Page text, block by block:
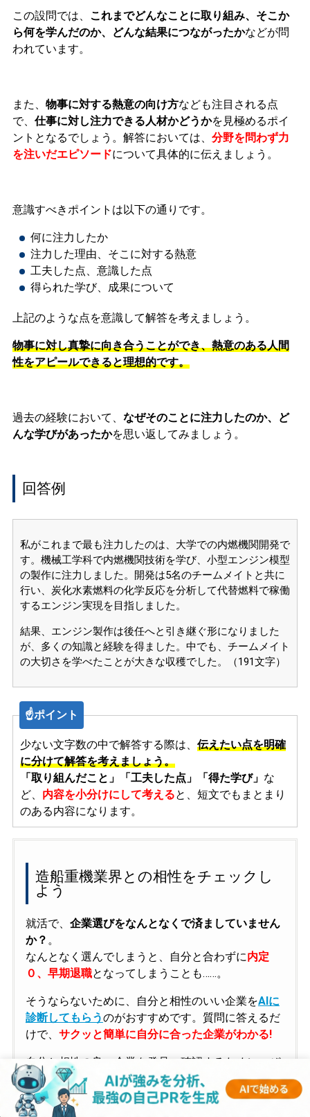
この設問では、 これまでどんなことに取り組み、そこか
ら何を学んだのか、どんな結果につながったかなどが問
われています。
また、 物事に対する熱意の向け方なども注目される点
で、 仕事に対し注力できる人材かどうかを見極めるポイ
ントとなるでしょう。解答においては、 分野を問わず力
を注いだエピソードについて具体的に伝えましょう。
意識すべきポイントは以下の通りです。
何に注力したか
注力した理由、そこに対する熱意
工夫した点、意識した点
得られた学び、成果について
上記のような点を意識して解答を考えましょう。
物事に対し真摯に向き合うことができ、熱意のある人間
性をアピールできると理想的です。
過去の経験において、 なぜそのことに注力したのか、ど
んな学びがあったかを思い返してみましょう。
回答例
私がこれまで最も注力したのは、大学での内燃機関開発で
す。機械工学科で内燃機関技術を学び、小型エンジン模型
の製作に注力しました。開発は5名のチームメイトと共に
行い、炭化水素燃料の化学反応を分析して代替燃料で稼働
するエンジン実現を目指しました。
結果、エンジン製作は後任へと引き継ぐ形になりました
が、多くの知識と経験を得ました。中でも、チームメイト
の大切さを学べたことが大きな収穫でした。（191文字）
☝️ポイント
少ない文字数の中で解答する際は、 伝えたい点を明確
に分けて解答を考えましょう。
「取り組んだこと」「工夫した点」「得た学び」 な
ど、 内容を小分けにして考えると、短文でもまとまり
のある内容になります。
造船重機業界との相性をチェックし
よう
就活で、 企業選びをなんとなくで済ましていません
か？ 。
なんとなく選んでしまうと、自分と合わずに内定
０、早期退職となってしまうことも……。
そうならないために、自分と相性のいい企業をAIに
診断してもらうのがおすすめです。質問に答えるだ
けで、 サクッと簡単に自分に合った企業がわかる!
自分と相性の良い企業を発見・確認するために、ぜ
ひ活用してください。